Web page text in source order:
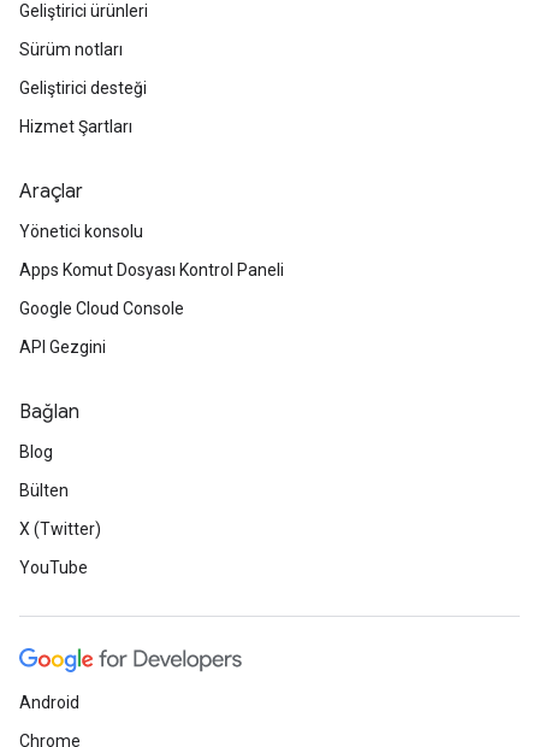
Geliştirici ürünleri
Sürüm notları
Geliştirici desteği
Hizmet Şartları
Araçlar
Yönetici konsolu
Apps Komut Dosyası Kontrol Paneli
Google Cloud Console
API Gezgini
Bağlan
Blog
Bülten
X (Twitter)
YouTube
Android
Chrome